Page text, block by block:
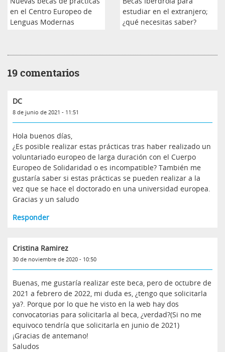
en el Centro Europeo de
Lenguas Modernas
estudiar en el extranjero;
¿qué necesitas saber?
19 comentarios
DC
8 de junio de 2021 - 11:51
Hola buenos días,
¿Es posible realizar estas prácticas tras haber realizado un
voluntariado europeo de larga duración con el Cuerpo
Europeo de Solidaridad o es incompatible? También me
gustaría saber si estas prácticas se pueden realizar a la
vez que se hace el doctorado en una universidad europea.
Gracias y un saludo
Responder
Cristina Ramirez
30 de noviembre de 2020 - 10:50
Buenas, me gustaría realizar este beca, pero de octubre de
2021 a febrero de 2022, mi duda es, ¿tengo que solicitarla
ya?. Porque por lo que he visto en la web hay dos
convocatorias para solicitarla al beca, ¿verdad?(Si no me
equivoco tendría que solicitarla en junio de 2021)
¡Gracias de antemano!
Saludos